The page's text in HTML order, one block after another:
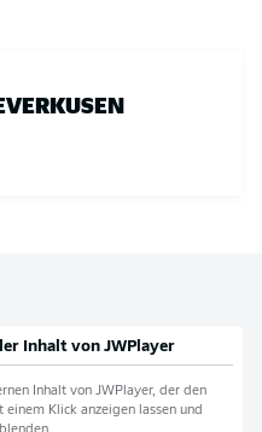
Inhalt von JWPlayer
Inhalt von JWPlayer, der den
Klick anzeigen lassen und